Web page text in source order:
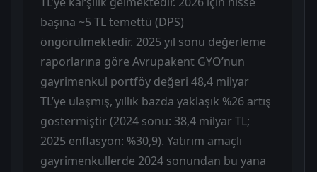
başına ~5 TL temettü (DPS)
öngörülmektedir. 2025 yıl sonu değerleme
raporlarına göre Avrupakent GYO’nun
gayrimenkul portföy değeri 48,4 milyar
TL’ye ulaşmış, yıllık bazda yaklaşık %26 artış
göstermiştir (2024 sonu: 38,4 milyar TL;
2025 enflasyon: %30,9). Yatırım amaçlı
gayrimenkullerde 2024 sonundan bu yana